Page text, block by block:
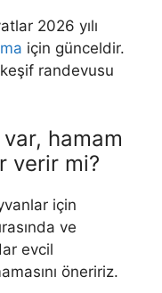
2026 yılı
için günceldir.
randevusu
hamam
verir mi?
için
ve
evcil
öneririz.